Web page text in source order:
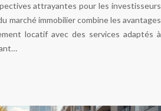
attrayantes pour les investisseurs
marché immobilier combine les avantages
locatif avec des services adaptés à